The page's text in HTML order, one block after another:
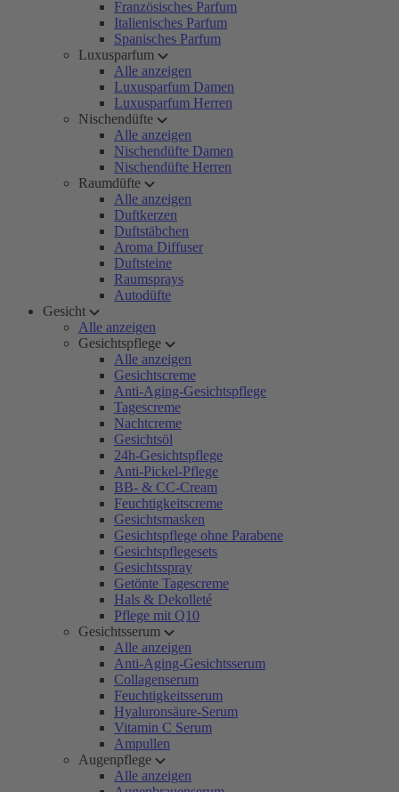
Französisches Parfum
Italienisches Parfum
Spanisches Parfum
Luxusparfum
Alle anzeigen
Luxusparfum Damen
Luxusparfum Herren
Nischendüfte
Alle anzeigen
Nischendüfte Damen
Nischendüfte Herren
Raumdüfte
Alle anzeigen
Duftkerzen
Duftstäbchen
Aroma Diffuser
Duftsteine
Raumsprays
Autodüfte
Gesicht
Alle anzeigen
Gesichtspflege
Alle anzeigen
Gesichtscreme
Anti-Aging-Gesichtspflege
Tagescreme
Nachtcreme
Gesichtsöl
24h-Gesichtspflege
Anti-Pickel-Pflege
BB- & CC-Cream
Feuchtigkeitscreme
Gesichtsmasken
Gesichtspflege ohne Parabene
Gesichtspflegesets
Gesichtsspray
Getönte Tagescreme
Hals & Dekolleté
Pflege mit Q10
Gesichtsserum
Alle anzeigen
Anti-Aging-Gesichtsserum
Collagenserum
Feuchtigkeitsserum
Hyaluronsäure-Serum
Vitamin C Serum
Ampullen
Augenpflege
Alle anzeigen